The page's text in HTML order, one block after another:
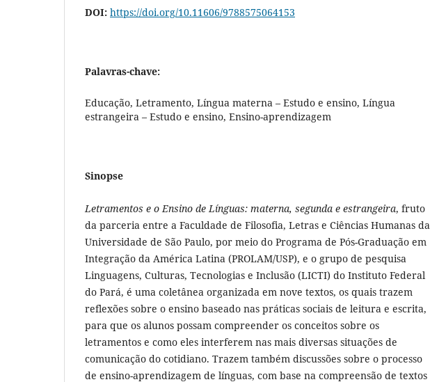
DOI: https://doi.org/10.11606/9788575064153
Palavras-chave:
Educação, Letramento, Língua materna – Estudo e ensino, Língua
estrangeira – Estudo e ensino, Ensino-aprendizagem
Sinopse
Letramentos e o Ensino de Línguas: materna, segunda e estrangeira, fruto
da parceria entre a Faculdade de Filosofia, Letras e Ciências Humanas da
Universidade de São Paulo, por meio do Programa de Pós-Graduação em
Integração da América Latina (PROLAM/USP), e o grupo de pesquisa
Linguagens, Culturas, Tecnologias e Inclusão (LICTI) do Instituto Federal
do Pará, é uma coletânea organizada em nove textos, os quais trazem
reflexões sobre o ensino baseado nas práticas sociais de leitura e escrita,
para que os alunos possam compreender os conceitos sobre os
letramentos e como eles interferem nas mais diversas situações de
comunicação do cotidiano. Trazem também discussões sobre o processo
de ensino-aprendizagem de línguas, com base na compreensão de textos